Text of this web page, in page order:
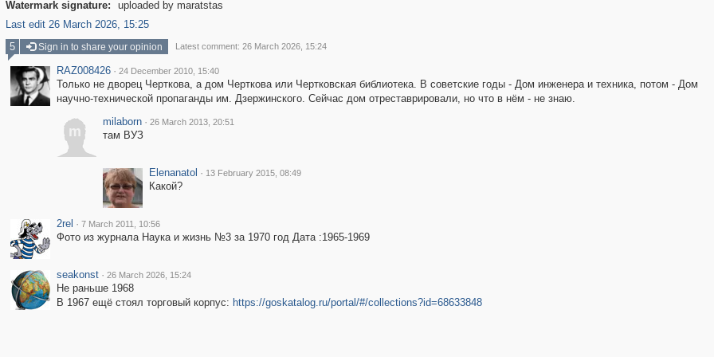
Watermark signature:
uploaded by maratstas
Last edit 26 March 2026, 15:25
2
5 Sign in to share your opinion Latest comment: 26 March 2026, 15:24
RAZ008426 · 24 December 2010, 15:40
Только не дворец Черткова, а дом Черткова или Чертковская библиотека. В советские годы - Дом инженера и техника, потом - Дом
научно-технической пропаганды им. Дзержинского. Сейчас дом отреставрировали, но что в нём - не знаю.
m
milaborn · 26 March 2013, 20:51
там ВУЗ
Elenanatol · 13 February 2015, 08:49
Какой?
2rel · 7 March 2011, 10:56
Фото из журнала Наука и жизнь №3 за 1970 год Дата :1965-1969
seakonst · 26 March 2026, 15:24
Не раньше 1968
В 1967 ещё стоял торговый корпус: https://goskatalog.ru/portal/#/collections?id=68633848